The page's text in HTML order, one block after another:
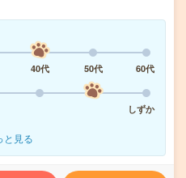
40代 50代
60代
しずか
と見る